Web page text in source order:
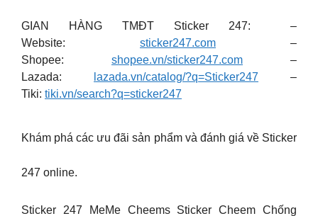
GIAN HÀNG TMĐT Sticker 247: –
Website: sticker247.com –
Shopee: shopee.vn/sticker247.com –
Lazada:
lazada.vn/catalog/?q=Sticker247 –
Tiki: tiki.vn/search?q=sticker247
Khám phá các ưu đãi sản phẩm và đánh giá về Sticker
247 online.
Sticker 247 MeMe Cheems Sticker Cheem Chống